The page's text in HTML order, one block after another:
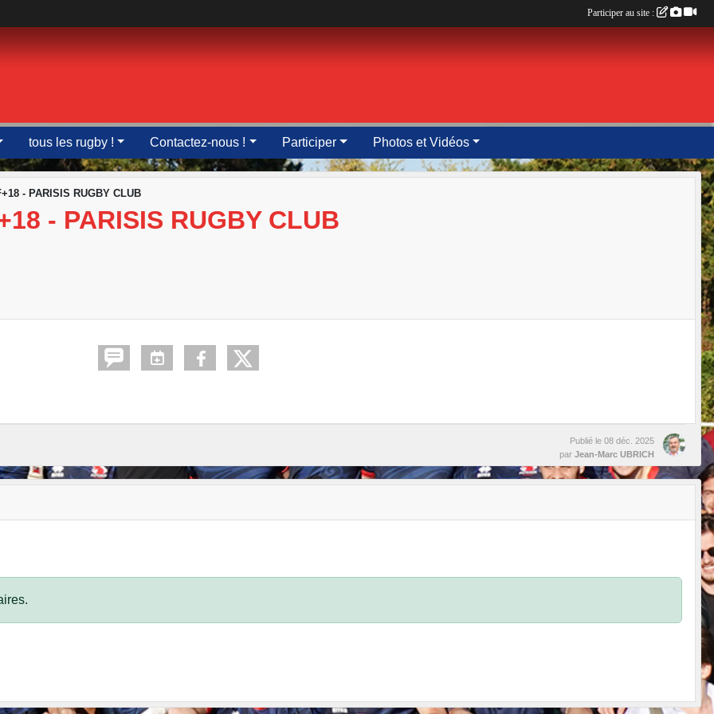
tous les rugby ! Contactez-nous ! Participer Photos et Vidéos
- PARISIS RUGBY CLUB
- PARISIS RUGBY CLUB
Publié le 08 déc. 2025
par Jean-Marc UBRICH
Participer au site :